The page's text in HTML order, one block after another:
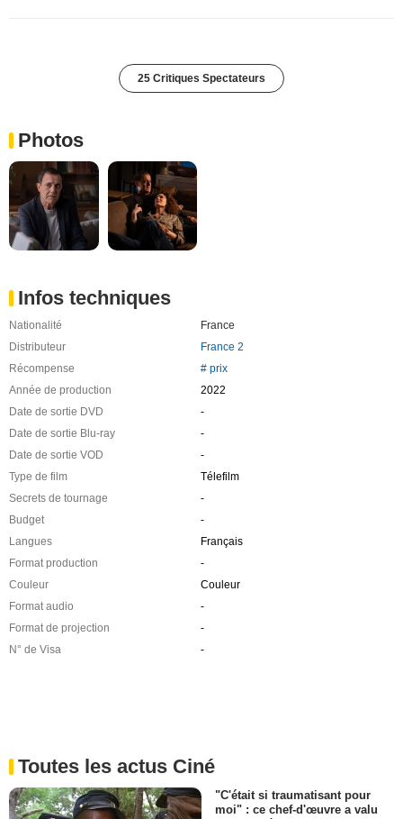
25 Critiques Spectateurs
Photos
Infos techniques
Nationalité
France
Distributeur
France 2
Récompense
# prix
Année de production
2022
Date de sortie DVD
-
Date de sortie Blu-ray
-
Date de sortie VOD
-
Type de film
Télefilm
Secrets de tournage
-
Budget
-
Langues
Français
Format production
-
Couleur
Couleur
Format audio
-
Format de projection
-
N° de Visa
-
Toutes les actus Ciné
"C'était si traumatisant pour
moi" : ce chef-d'œuvre a valu